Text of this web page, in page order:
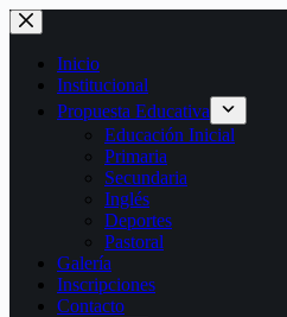
Saltar
al
contenido
Inicio
Institucional
Propuesta Educativa
Educación Inicial
Primaria
Secundaria
Inglés
Deportes
Pastoral
Galería
Inscripciones
Contacto